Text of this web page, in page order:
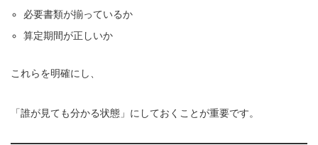
必要書類が揃っているか
算定期間が正しいか
これらを明確にし、
「誰が見ても分かる状態」にしておくことが重要です。